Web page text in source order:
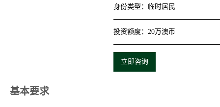
身份类型 ： 临时居民
投资额度： 20万澳币
立即咨询
基本要求